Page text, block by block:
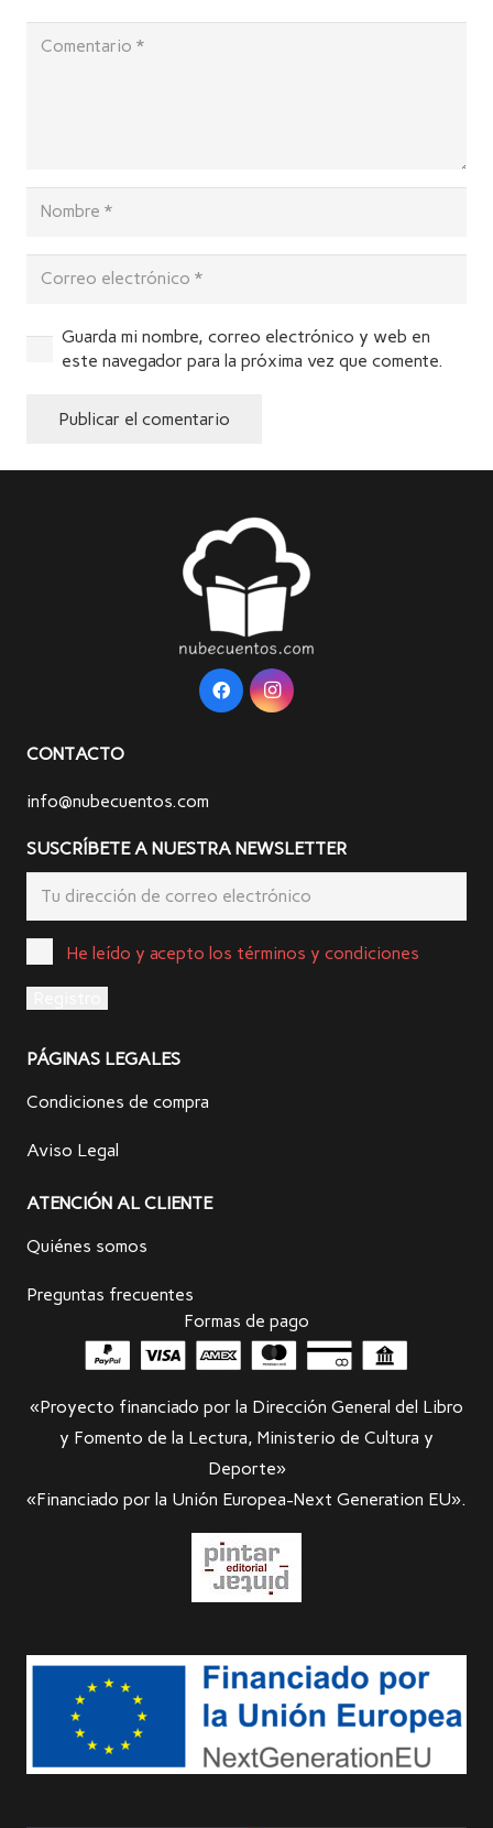
Guarda mi nombre, correo electrónico y web en
este navegador para la próxima vez que comente.
Publicar el comentario
CONTACTO
info@nubecuentos.com
SUSCRÍBETE A NUESTRA NEWSLETTER
He leído y acepto los términos y condiciones
PÁGINAS LEGALES
Condiciones de compra
Aviso Legal
ATENCIÓN AL CLIENTE
Quiénes somos
Preguntas frecuentes
Formas de pago
«Proyecto financiado por la Dirección General del Libro
y Fomento de la Lectura, Ministerio de Cultura y
Deporte»
«Financiado por la Unión Europea-Next Generation EU».